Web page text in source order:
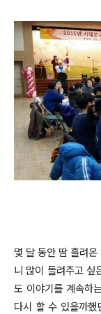
몇 달 동안 땀 흘려
니 많이 들려주고 싶
도 이야기를 계속하
다시 할 수 있을까했